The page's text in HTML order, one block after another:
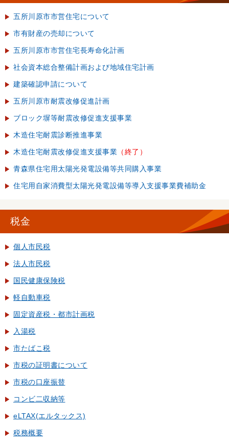
五所川原市市営住宅について
市有財産の売却について
五所川原市市営住宅長寿命化計画
社会資本総合整備計画および地域住宅計画
建築確認申請について
五所川原市耐震改修促進計画
ブロック塀等耐震改修促進支援事業
木造住宅耐震診断推進事業
木造住宅耐震改修促進支援事業 （終了）
青森県住宅用太陽光発電設備等共同購入事業
住宅用自家消費型太陽光発電設備等導入支援事業費補助金
税金
個人市民税
法人市民税
国民健康保険税
軽自動車税
固定資産税・都市計画税
入湯税
市たばこ税
市税の証明書について
市税の口座振替
コンビ二収納等
eLTAX(エルタックス)
税務概要